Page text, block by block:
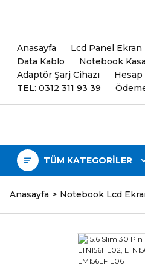
Anasayfa Lcd Panel Ekran
Data Kablo
Notebook
Adaptör Şarj Cihazı
Hesap
TEL: 0312 311 93 39
TÜM KATEGORİLER
Anasayfa Notebook Lcd